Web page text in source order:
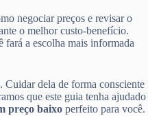
negociar preços e revisar o
o melhor custo-benefício.
a escolha mais informada
Cuidar dela de forma consciente
que este guia tenha ajudado
preço baixo perfeito para você.